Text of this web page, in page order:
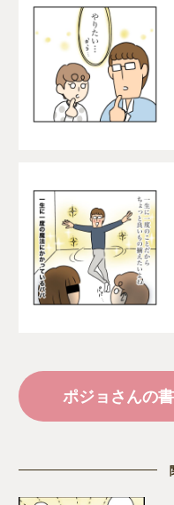
ポジョさんの